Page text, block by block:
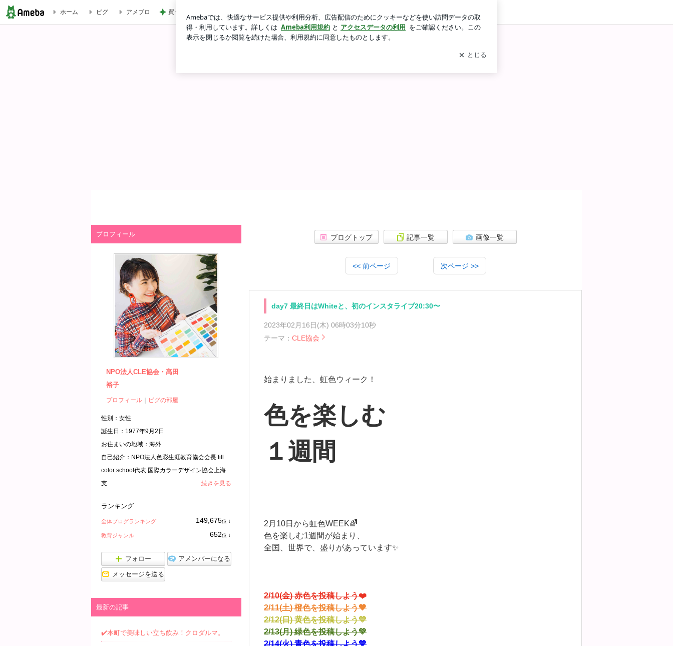
【教育系NPO】教育プログラム開発・色の学びでEQを高め社会貢献できる人材を育成！高田裕子のアナリストな毎日 -2ページ目
ホーム ピグ アメブロ 買うか迷い我慢した人気のバッグ
ブログトップ 記事一覧 画像一覧
<< 前ページ 次ページ >>
day7 最終日はWhiteと、初のインスタライブ20:30〜
2023年02月16日(木) 06時03分10秒
テーマ： CLE協会
始まりました、虹色ウィーク！
色を楽しむ
１週間
2月10日から虹色WEEK🌈
色を楽しむ1週間が始まり、
全国、世界で、盛りがあっています✨
2/10(金) 赤色を投稿しよう❤️
2/11(土) 橙色を投稿しよう🧡
2/12(日) 黄色を投稿しよう💛
2/13(月) 緑色を投稿しよう💚
2/14(火) 青色を投稿しよう💙
プロフィール
NPO法人CLE協会・高田
裕子
プロフィール ピグの部屋
性別： 女性
誕生日： 1977年9月2日
お住まいの地域： 海外
自己紹介：NPO法人色彩生涯教育協会会長 fill
color school代表 国際カラーデザイン協会上海
支...
続きを見る
ランキング
全体ブログランキング 149,675位 ↓
教育ジャンル 652位 ↓
フォロー アメンバーになる
メッセージを送る
最新の記事
✔️本町で美味しい立ち飲み！クロダルマ。